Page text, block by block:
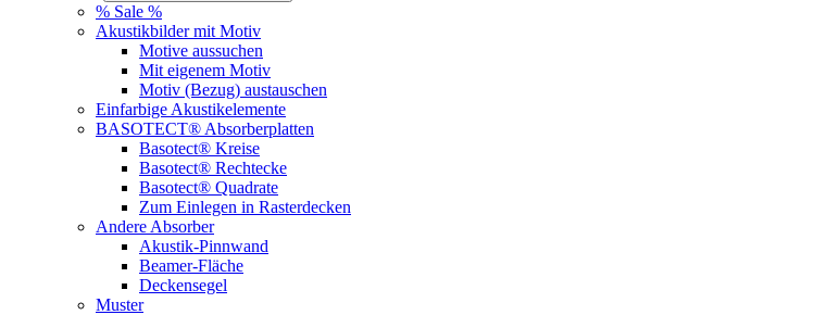
% Sale %
Akustikbilder mit Motiv
Motive aussuchen
Mit eigenem Motiv
Motiv (Bezug) austauschen
Einfarbige Akustikelemente
BASOTECT® Absorberplatten
Basotect® Kreise
Basotect® Rechtecke
Basotect® Quadrate
Zum Einlegen in Rasterdecken
Andere Absorber
Akustik-Pinnwand
Beamer-Fläche
Deckensegel
Muster